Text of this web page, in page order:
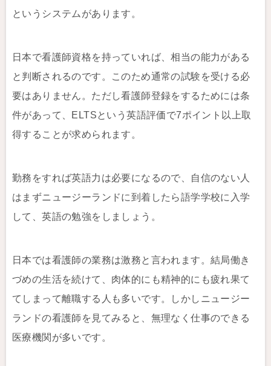
というシステムがあります。
日本で看護師資格を持っていれば、相当の能力がある
と判断されるのです。このため通常の試験を受ける必
要はありません。ただし看護師登録をするためには条
件があって、ELTSという英語評価で7ポイント以上取
得することが求められます。
勤務をすれば英語力は必要になるので、自信のない人
はまずニュージーランドに到着したら語学学校に入学
して、英語の勉強をしましょう。
日本では看護師の業務は激務と言われます。結局働き
づめの生活を続けて、肉体的にも精神的にも疲れ果て
てしまって離職する人も多いです。しかしニュージー
ランドの看護師を見てみると、無理なく仕事のできる
医療機関が多いです。